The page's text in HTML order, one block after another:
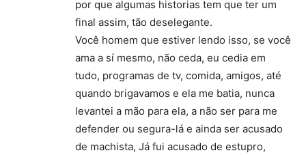
por que algumas historias tem que ter um
final assim, tão deselegante.
Você homem que estiver lendo isso, se você
ama a sí mesmo, não ceda, eu cedia em
tudo, programas de tv, comida, amigos, até
quando brigavamos e ela me batia, nunca
levantei a mão para ela, a não ser para me
defender ou segura-lá e ainda ser acusado
de machista, Já fui acusado de estupro,